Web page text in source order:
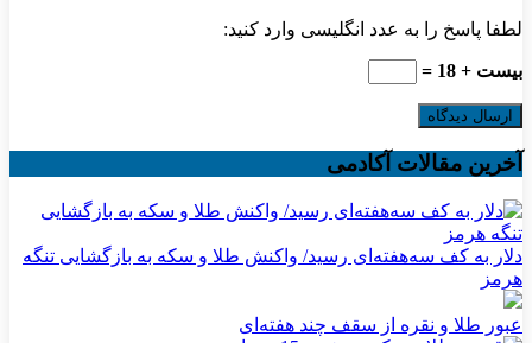
لطفا پاسخ را به عدد انگلیسی وارد کنید:
بیست + 18 =
آخرین مقالات آکادمی
دلار به کف سه‌هفته‌ای رسید/ واکنش طلا و سکه به بازگشایی تنگه
هرمز
عبور طلا و نقره از سقف چند هفته‌ای